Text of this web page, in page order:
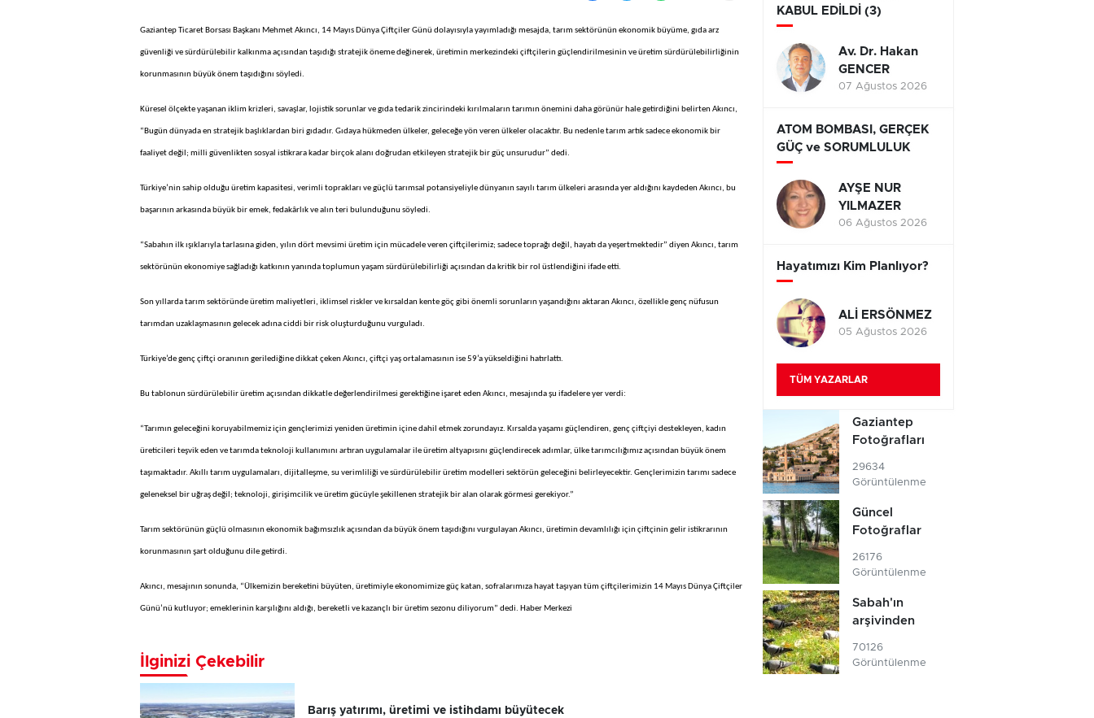
Gaziantep Ticaret Borsası Başkanı Mehmet Akıncı, 14 Mayıs Dünya Çiftçiler Günü dolayısıyla yayımladığı mesajda, tarım sektörünün ekonomik büyüme, gıda arz
güvenliği ve sürdürülebilir kalkınma açısından taşıdığı stratejik öneme değinerek, üretimin merkezindeki çiftçilerin güçlendirilmesinin ve üretim sürdürülebilirliğinin
korunmasının büyük önem taşıdığını söyledi.
Küresel ölçekte yaşanan iklim krizleri, savaşlar, lojistik sorunlar ve gıda tedarik zincirindeki kırılmaların tarımın önemini daha görünür hale getirdiğini belirten Akıncı,
“Bugün dünyada en stratejik başlıklardan biri gıdadır. Gıdaya hükmeden ülkeler, geleceğe yön veren ülkeler olacaktır. Bu nedenle tarım artık sadece ekonomik bir
faaliyet değil; milli güvenlikten sosyal istikrara kadar birçok alanı doğrudan etkileyen stratejik bir güç unsurudur” dedi.
Türkiye’nin sahip olduğu üretim kapasitesi, verimli toprakları ve güçlü tarımsal potansiyeliyle dünyanın sayılı tarım ülkeleri arasında yer aldığını kaydeden Akıncı, bu
başarının arkasında büyük bir emek, fedakârlık ve alın teri bulunduğunu söyledi.
“Sabahın ilk ışıklarıyla tarlasına giden, yılın dört mevsimi üretim için mücadele veren çiftçilerimiz; sadece toprağı değil, hayatı da yeşertmektedir” diyen Akıncı, tarım
sektörünün ekonomiye sağladığı katkının yanında toplumun yaşam sürdürülebilirliği açısından da kritik bir rol üstlendiğini ifade etti.
Son yıllarda tarım sektöründe üretim maliyetleri, iklimsel riskler ve kırsaldan kente göç gibi önemli sorunların yaşandığını aktaran Akıncı, özellikle genç nüfusun
tarımdan uzaklaşmasının gelecek adına ciddi bir risk oluşturduğunu vurguladı.
Türkiye’de genç çiftçi oranının gerilediğine dikkat çeken Akıncı, çiftçi yaş ortalamasının ise 59’a yükseldiğini hatırlattı.
Bu tablonun sürdürülebilir üretim açısından dikkatle değerlendirilmesi gerektiğine işaret eden Akıncı, mesajında şu ifadelere yer verdi:
“Tarımın geleceğini koruyabilmemiz için gençlerimizi yeniden üretimin içine dahil etmek zorundayız. Kırsalda yaşamı güçlendiren, genç çiftçiyi destekleyen, kadın
üreticileri teşvik eden ve tarımda teknoloji kullanımını artıran uygulamalar ile üretim altyapısını güçlendirecek adımlar, ülke tarımcılığımız açısından büyük önem
taşımaktadır. Akıllı tarım uygulamaları, dijitalleşme, su verimliliği ve sürdürülebilir üretim modelleri sektörün geleceğini belirleyecektir. Gençlerimizin tarımı sadece
geleneksel bir uğraş değil; teknoloji, girişimcilik ve üretim gücüyle şekillenen stratejik bir alan olarak görmesi gerekiyor.”
Tarım sektörünün güçlü olmasının ekonomik bağımsızlık açısından da büyük önem taşıdığını vurgulayan Akıncı, üretimin devamlılığı için çiftçinin gelir istikrarının
korunmasının şart olduğunu dile getirdi.
Akıncı, mesajının sonunda, “Ülkemizin bereketini büyüten, üretimiyle ekonomimize güç katan, sofralarımıza hayat taşıyan tüm çiftçilerimizin 14 Mayıs Dünya Çiftçiler
Günü’nü kutluyor; emeklerinin karşılığını aldığı, bereketli ve kazançlı bir üretim sezonu diliyorum” dedi. Haber Merkezi
İlginizi Çekebilir
Barış yatırımı, üretimi ve istihdamı büyütecek
KABUL EDİLDİ (3)
Av. Dr. Hakan
GENCER
07 Ağustos 2026
ATOM BOMBASI, GERÇEK
GÜÇ ve SORUMLULUK
AYŞE NUR
YILMAZER
06 Ağustos 2026
Hayatımızı Kim Planlıyor?
ALİ ERSÖNMEZ
05 Ağustos 2026
TÜM YAZARLAR
Gaziantep
Fotoğrafları
29634
Görüntülenme
Güncel
Fotoğraflar
26176
Görüntülenme
Sabah'ın
arşivinden
70126
Görüntülenme